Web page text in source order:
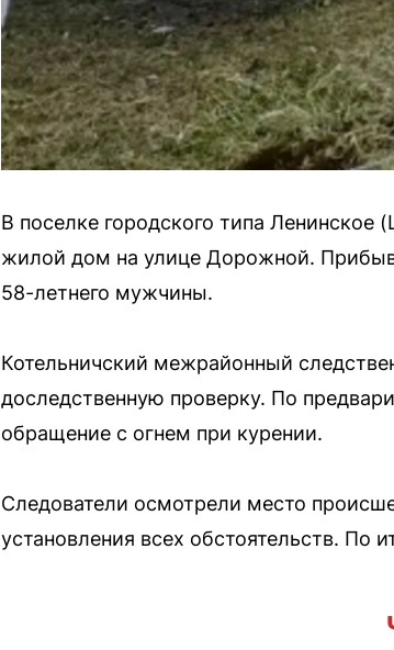
В поселке городского типа
жилой дом на улице Дорожной.
58-летнего мужчины.
Котельничский межрайонный
доследственную проверку. По
обращение с огнем при курении.
Следователи осмотрели место
установления всех обстоятельств. По